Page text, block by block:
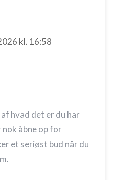
kl. 16:58
hvad det er du har
nok åbne op for
et seriøst bud når du